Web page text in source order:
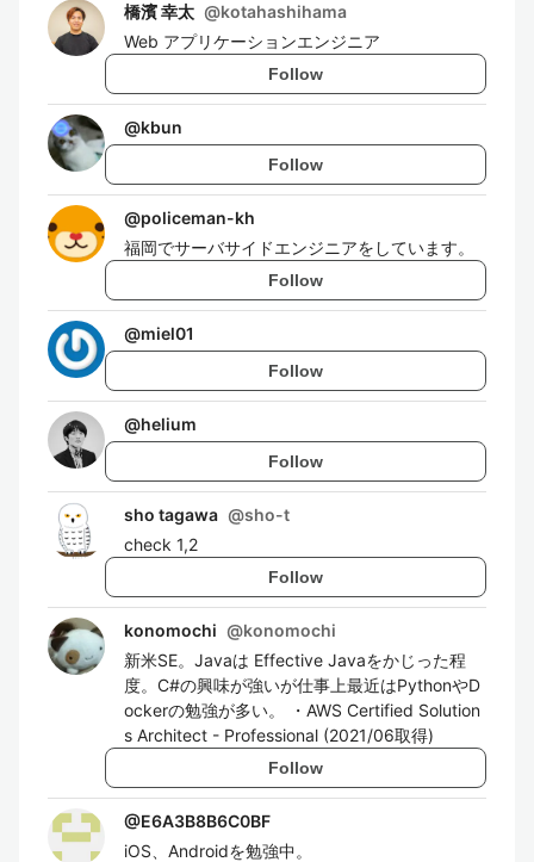
橋濱 幸太 @kotahashihama
Web アプリケーションエンジニア
Follow
@kbun
Follow
@policeman-kh
福岡でサーバサイドエンジニアをしています。
Follow
@miel01
Follow
@helium
Follow
sho tagawa @sho-t
check 1,2
Follow
konomochi @konomochi
新米SE。Javaは Effective Javaをかじった程
度。C#の興味が強いが仕事上最近はPythonやD
ockerの勉強が多い。 ・AWS Certified Solution
s Architect - Professional (2021/06取得)
Follow
@E6A3B8B6C0BF
iOS、Androidを勉強中。